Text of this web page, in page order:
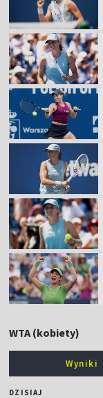
WTA (kobiety)
Wyniki
DZISIAJ